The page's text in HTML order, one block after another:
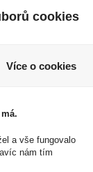
balení (26 ks)
cookies
Více o cookies
a vše fungovalo
nám tím